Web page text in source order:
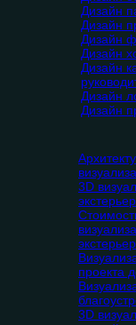
Дизайн
Дизайн
Дизайн
Дизайн
Дизайн
Дизайн
Дизайн
3D
проекта
3D